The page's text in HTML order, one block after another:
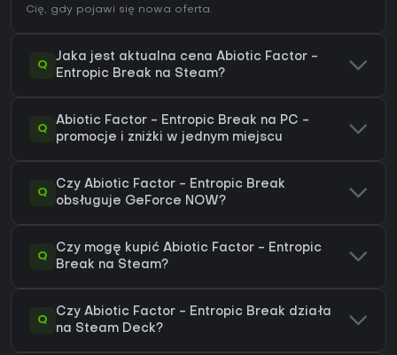
Cię, gdy pojawi się nowa oferta.
Q
Jaka jest aktualna cena Abiotic Factor -
Entropic Break na Steam?
Q
Abiotic Factor - Entropic Break na PC -
promocje i zniżki w jednym miejscu
Q
Czy Abiotic Factor - Entropic Break
obsługuje GeForce NOW?
Q
Czy mogę kupić Abiotic Factor - Entropic
Break na Steam?
Q
Czy Abiotic Factor - Entropic Break działa
na Steam Deck?